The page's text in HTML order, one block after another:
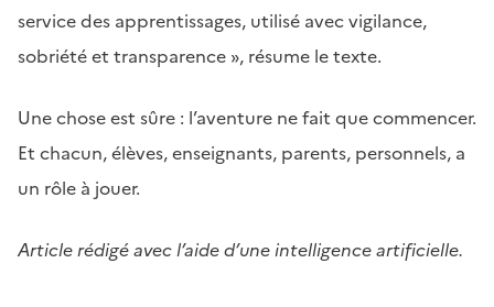
service des apprentissages, utilisé avec vigilance,
sobriété et transparence », résume le texte.
Une chose est sûre : l’aventure ne fait que commencer.
Et chacun, élèves, enseignants, parents, personnels, a
un rôle à jouer.
Article rédigé avec l’aide d’une intelligence artificielle.